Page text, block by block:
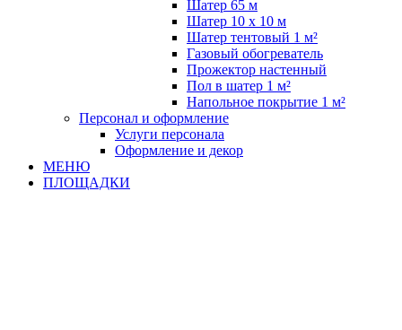
Шатер 65 м
Шатер 10 х 10 м
Шатер тентовый 1 м²
Газовый обогреватель
Прожектор настенный
Пол в шатер 1 м²
Напольное покрытие 1 м²
Персонал и оформление
Услуги персонала
Оформление и декор
МЕНЮ
ПЛОЩАДКИ